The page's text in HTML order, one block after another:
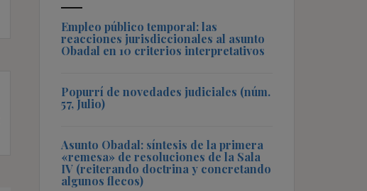
Empleo público temporal: las
reacciones jurisdiccionales al asunto
Obadal en 10 criterios interpretativos
Popurrí de novedades judiciales (núm.
57, Julio)
Asunto Obadal: síntesis de la primera
«remesa» de resoluciones de la Sala
IV (reiterando doctrina y concretando
algunos flecos)